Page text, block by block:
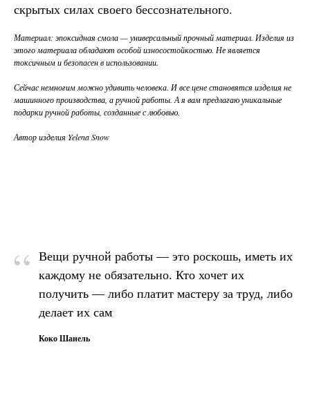
скрытых силах своего бессознательного.
Материал: эпоксидная смола — универсальный прочный материал. Изделия из
этого материала обладают особой износостойкостью. Не является
токсичным и безопасен в использовании.
Сейчас немногим можно удивить человека. И все цене становятся изделия не
машинного производства, а ручной работы. А я вам предлагаю уникальные
подарки ручной работы, созданные с любовью.
Автор изделия Yelena Snow
“
Вещи ручной работы — это роскошь, иметь их
каждому не обязательно. Кто хочет их
получить — либо платит мастеру за труд, либо
делает их сам
Коко Шанель